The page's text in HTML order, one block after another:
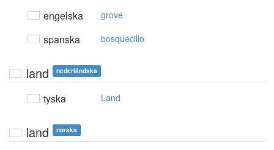
engelska grove
spanska bosquecillo
land nederländska
tyska Land
land norska